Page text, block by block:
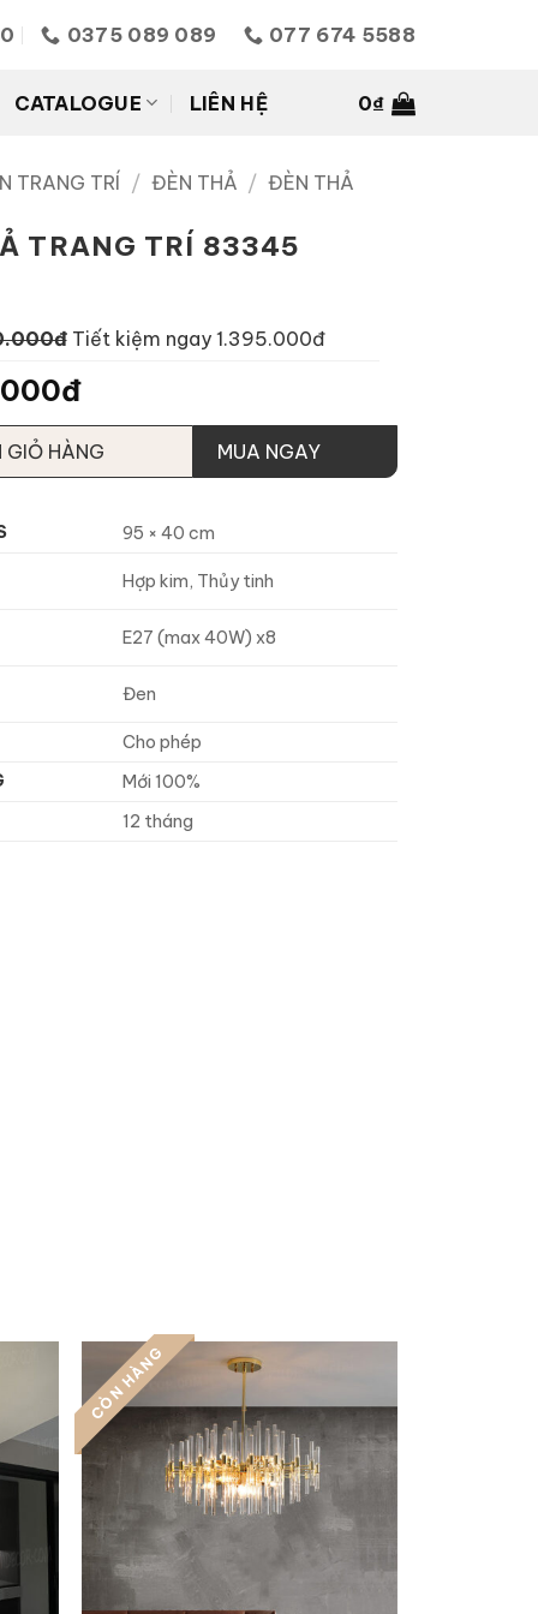
0375 089 089 077 674 5588
CATALOGUE LIÊN HỆ 0₫
TRANG TRÍ / ĐÈN THẢ / ĐÈN THẢ
TRANG TRÍ 83345
Tiết kiệm ngay 1.395.000đ
GIỎ HÀNG MUA NGAY
95 × 40 cm
Hợp kim, Thủy tinh
E27 (max 40W) x8
Đen
Cho phép
Mới 100%
12 tháng
CÒN HÀNG